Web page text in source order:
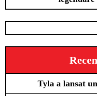
Tyla a lansat